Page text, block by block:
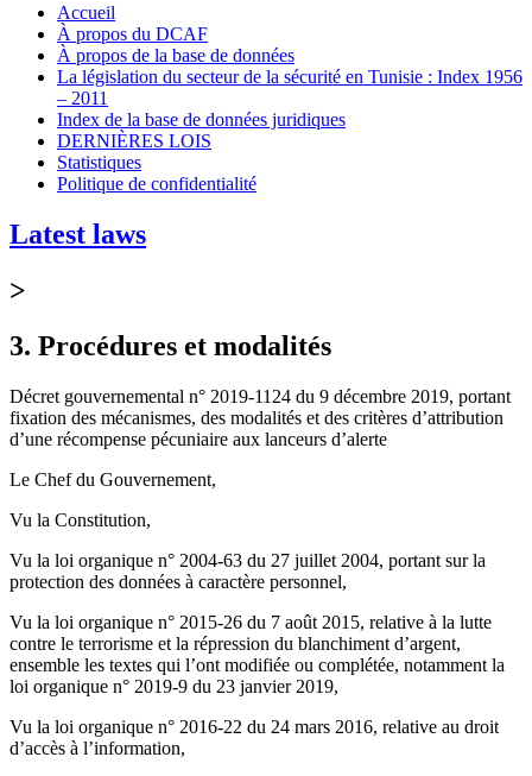
Accueil
À propos du DCAF
À propos de la base de données
La législation du secteur de la sécurité en Tunisie : Index 1956
– 2011
Index de la base de données juridiques
DERNIÈRES LOIS
Statistiques
Politique de confidentialité
Latest laws
>
3. Procédures et modalités
Décret gouvernemental n° 2019-1124 du 9 décembre 2019, portant
fixation des mécanismes, des modalités et des critères d’attribution
d’une récompense pécuniaire aux lanceurs d’alerte
Le Chef du Gouvernement,
Vu la Constitution,
Vu la loi organique n° 2004-63 du 27 juillet 2004, portant sur la
protection des données à caractère personnel,
Vu la loi organique n° 2015-26 du 7 août 2015, relative à la lutte
contre le terrorisme et la répression du blanchiment d’argent,
ensemble les textes qui l’ont modifiée ou complétée, notamment la
loi organique n° 2019-9 du 23 janvier 2019,
Vu la loi organique n° 2016-22 du 24 mars 2016, relative au droit
d’accès à l’information,